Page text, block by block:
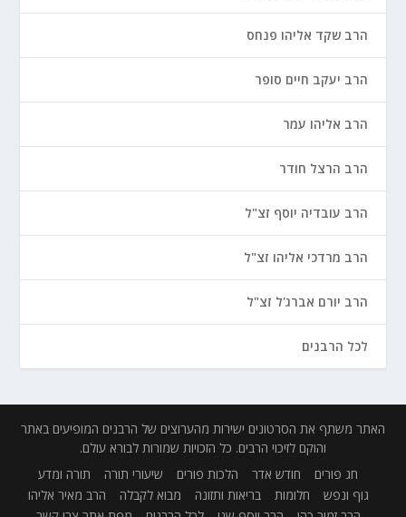
הרב שקד אליהו פנחס
הרב יעקב חיים סופר
הרב אליהו עמר
הרב הרצל חודר
הרב עובדיה יוסף זצ"ל
הרב מרדכי אליהו זצ"ל
הרב יורם אברג'ל זצ"ל
לכל הרבנים
האתר משתף את הסרטונים ישירות מהערוצים של הרבנים המופיעים באתר
והוקם לזיכוי הרבים. כל הזכויות שמורות לבורא עולם.
חג פורים
חודש אדר הלכות פורים שיעורי תורה
תורה ומדע
גוף ונפש
חלומות בריאות ותזונה מבוא לקבלה
הרב מאיר אליהו